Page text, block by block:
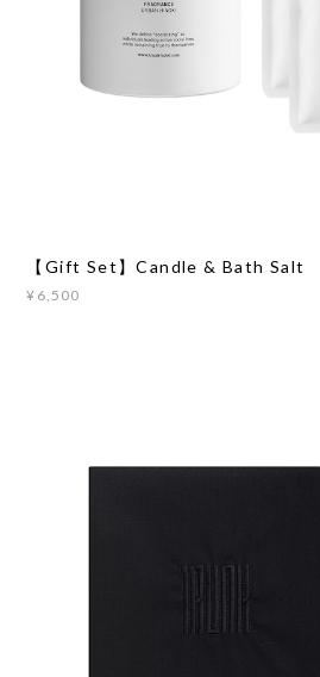
【Gift Set】Candle & Bath Salt
¥6,500